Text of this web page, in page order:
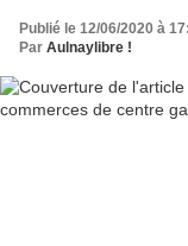
Publié le 12/06/2020 à
Par Aulnaylibre !